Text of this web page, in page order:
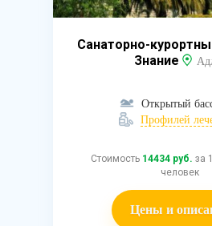
Санаторно-
Знание
Открытый
Профилей
Стоимость 14434 руб. за
человек
Цены и